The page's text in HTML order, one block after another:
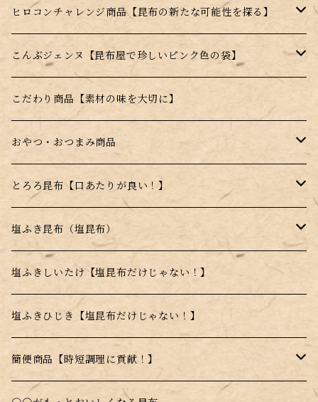
訳あり商品
ギフト商品
福袋
季節の詰め合わせ
セット商品
ヒロコンチャレンジ商品【昆布の新たな可能性を探る】
昆布のサプリ（健康食品）
はちみつ昆布飴【宮島はちみつ使用】
薄焼きせんべい【昆布＋〇〇】
昆布顆粒【手軽に昆布を摂取できる】
こんぶジェンヌ【昆布屋で珍しいピンク色の袋】
ジェンヌとろろ
ジェンヌ顆粒
こだわり商品【素材の味を大切に】
おやつ・おつまみ商品
はちみつこんぶ飴
薄焼きせんべい【昆布＋〇〇】
とろろ昆布【口あたりが良い！】
高級とろろ昆布
甘味料不使用商品
日高昆布使用
乾燥とろろ昆布
塩ふき昆布（塩昆布）
品質重視商品【上質な昆布使用】
塩ふきしいたけ【塩昆布だけじゃない！】
塩ふきひじき【塩昆布だけじゃない！】
簡便商品【時短調理に貢献！】